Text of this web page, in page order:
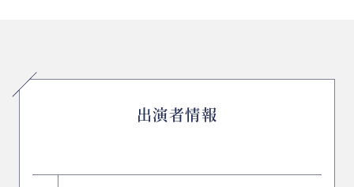
出演者情報